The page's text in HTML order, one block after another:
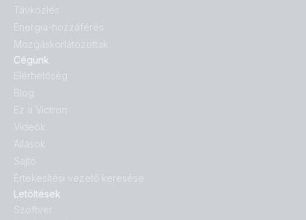
Letöltések
Szoftver
Távközlés
Energia-hozzáférés
Mozgáskorlátozottak
Cégünk
Elérhetőség
Blog
Ez a Victron
Videók
Állások
Sajtó
Értekesítési vezető keresése